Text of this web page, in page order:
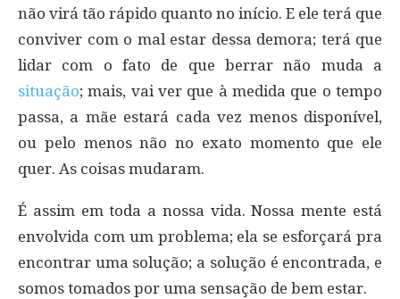
não virá tão rápido quanto no início. E ele terá que
conviver com o mal estar dessa demora; terá que
lidar com o fato de que berrar não muda a
situação; mais, vai ver que à medida que o tempo
passa, a mãe estará cada vez menos disponível,
ou pelo menos não no exato momento que ele
quer. As coisas mudaram.
É assim em toda a nossa vida. Nossa mente está
envolvida com um problema; ela se esforçará pra
encontrar uma solução; a solução é encontrada, e
somos tomados por uma sensação de bem estar.